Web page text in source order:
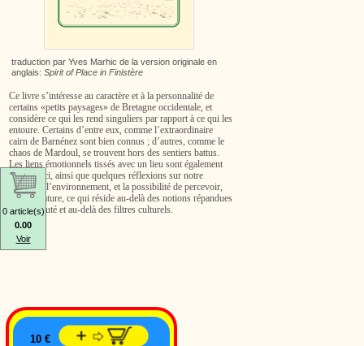
Ce livre s’intéresse au caractère et à la personnalité de
certains «petits paysages» de Bretagne occidentale, et
considère ce qui les rend singuliers par rapport à ce qui les
entoure. Certains d’entre eux, comme l’extraordinaire
cairn de Barnénez sont bien connus ; d’autres, comme le
chaos de Mardoul, se trouvent hors des sentiers battus.
Les liens émotionnels tissés avec un lieu sont également
abordés ici, ainsi que quelques réflexions sur notre
relation à l’environnement, et la possibilité de percevoir,
dans la nature, ce qui réside au-delà des notions répandues
sur la beauté et au-delà des filtres culturels.
traduction par Yves Marhic de la version originale en
anglais: Spirit of Place in Finistère
10 €
0 article(s)
0.00
Voir